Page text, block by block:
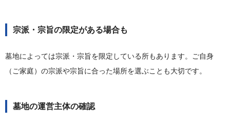
宗派・宗旨の限定がある場合も
墓地によっては宗派・宗旨を限定している所もあります。ご自身
（ご家庭）の宗派や宗旨に合った場所を選ぶことも大切です。
墓地の運営主体の確認